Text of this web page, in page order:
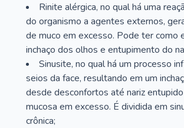
Rinite alérgica, no qual há uma
do organismo a agentes externos,
de muco em excesso. Pode ter como
inchaço dos olhos e entupimento do
Sinusite, no qual há um processo
seios da face, resultando em um
desde desconfortos até nariz
mucosa em excesso. É dividida em
crônica;